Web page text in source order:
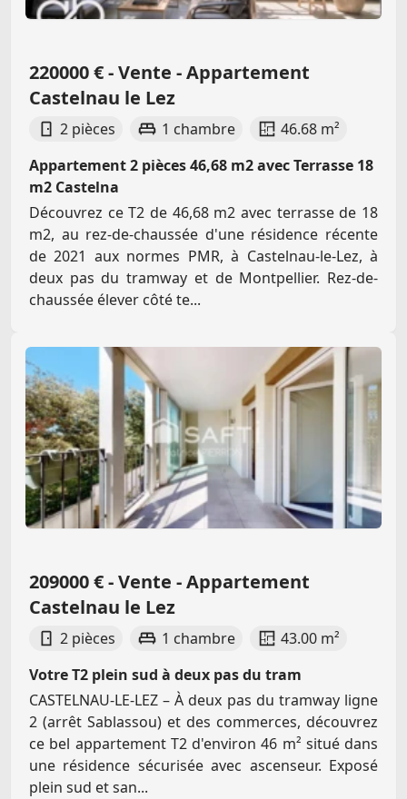
220000 € - Vente - Appartement
Castelnau le Lez
2 pièces 1 chambre
46.68 m²
Appartement 2 pièces 46,68 m2 avec Terrasse 18
m2 Castelna
Découvrez ce T2 de 46,68 m2 avec terrasse de 18
m2, au rez-de-chaussée d'une résidence récente
de 2021 aux normes PMR, à Castelnau-le-Lez, à
deux pas du tramway et de Montpellier. Rez-de-
chaussée élever côté te...
209000 € - Vente - Appartement
Castelnau le Lez
2 pièces 1 chambre
43.00 m²
Votre T2 plein sud à deux pas du tram
CASTELNAU-LE-LEZ – À deux pas du tramway ligne
2 (arrêt Sablassou) et des commerces, découvrez
ce bel appartement T2 d'environ 46 m² situé dans
une résidence sécurisée avec ascenseur. Exposé
plein sud et san...